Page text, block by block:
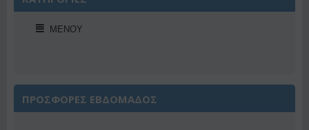
ΜΕΝΟΎ
ΠΡΟΣΦΟΡΕΣ ΕΒΔΟΜΑΔΟΣ